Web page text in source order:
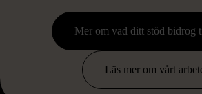
Mer om vad ditt stöd bidrog
Läs mer om vårt